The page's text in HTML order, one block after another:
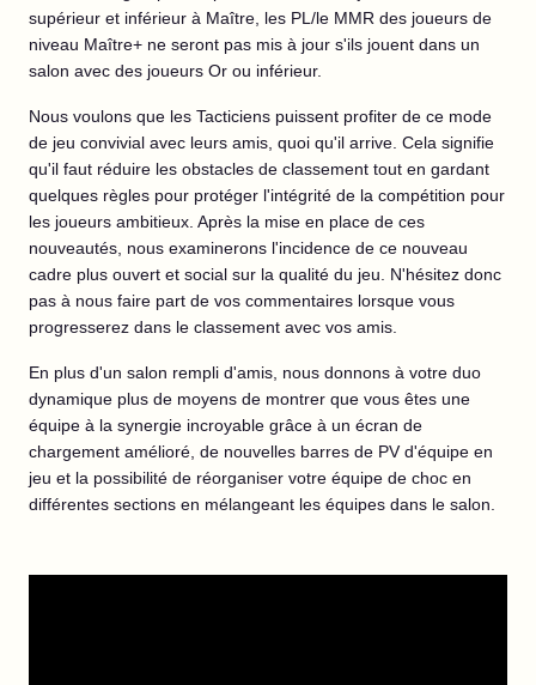
supérieur et inférieur à Maître, les PL/le MMR des joueurs de
niveau Maître+ ne seront pas mis à jour s'ils jouent dans un
salon avec des joueurs Or ou inférieur.
Nous voulons que les Tacticiens puissent profiter de ce mode
de jeu convivial avec leurs amis, quoi qu'il arrive. Cela signifie
qu'il faut réduire les obstacles de classement tout en gardant
quelques règles pour protéger l'intégrité de la compétition pour
les joueurs ambitieux. Après la mise en place de ces
nouveautés, nous examinerons l'incidence de ce nouveau
cadre plus ouvert et social sur la qualité du jeu. N'hésitez donc
pas à nous faire part de vos commentaires lorsque vous
progresserez dans le classement avec vos amis.
En plus d'un salon rempli d'amis, nous donnons à votre duo
dynamique plus de moyens de montrer que vous êtes une
équipe à la synergie incroyable grâce à un écran de
chargement amélioré, de nouvelles barres de PV d'équipe en
jeu et la possibilité de réorganiser votre équipe de choc en
différentes sections en mélangeant les équipes dans le salon.